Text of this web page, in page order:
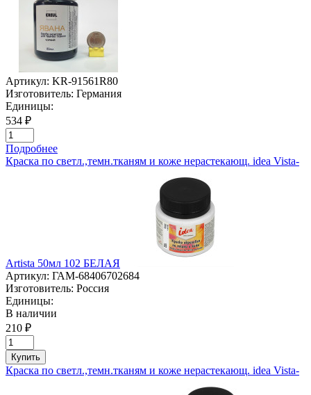
Артикул: KR-91561R80
Изготовитель: Германия
Единицы:
534 ₽
Подробнее
Краска по светл.,темн.тканям и коже нерастекающ. idea Vista-
Artista 50мл 102 БЕЛАЯ
Артикул: ГАМ-68406702684
Изготовитель: Россия
Единицы:
В наличии
210 ₽
Купить
Краска по светл.,темн.тканям и коже нерастекающ. idea Vista-